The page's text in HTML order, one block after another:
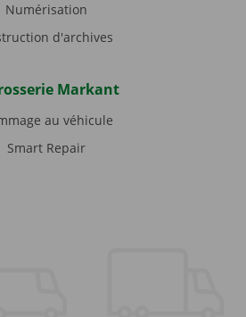
Numérisation
d'archives
Markant
au véhicule
Smart Repair